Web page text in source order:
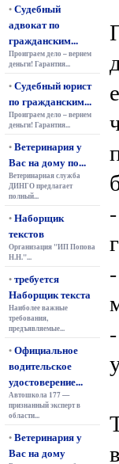
•Судебный
адвокат по
гражданским...
Проиграем дело – вернем
деньги! Гарантия...
•Судебный юрист
по гражданским...
Проиграем дело – вернем
деньги! Гарантия...
•Ветеринария у
Вас на дому по...
Ветеринарная служба
ДИНГО предлагает
полный...
•Наборщик
текстов
Организация "ИП Попова
Н.Н."...
•требуется
Наборщик текста
Наиболее важные
требования,
предъявляемые...
•Официальное
водительское
удостоверение...
Автошкола 177 —
признанный эксперт в
области...
•Ветеринария у
Вас на дому